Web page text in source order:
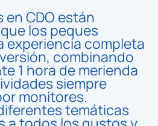
CDO están
los peques
experiencia completa
combinando
1 hora de merienda
siempre
monitores.
temáticas